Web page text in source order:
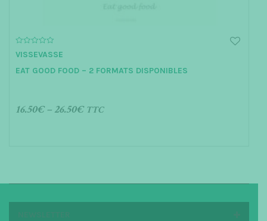
o
t
VISSEVASSE
EAT GOOD FOOD – 2 FORMATS DISPONIBLES
16.50€– 26.50€ TTC